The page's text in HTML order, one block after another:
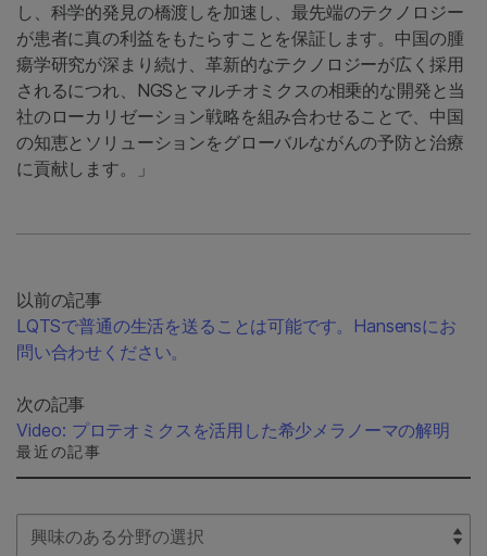
し、科学的発見の橋渡しを加速し、最先端のテクノロジー
が患者に真の利益をもたらすことを保証します。中国の腫
瘍学研究が深まり続け、革新的なテクノロジーが広く採用
されるにつれ、NGSとマルチオミクスの相乗的な開発と当
社のローカリゼーション戦略を組み合わせることで、中国
の知恵とソリューションをグローバルながんの予防と治療
に貢献します。」
以前の記事
LQTSで普通の生活を送ることは可能です。Hansensにお
問い合わせください。
次の記事
Video: プロテオミクスを活用した希少メラノーマの解明
最近の記事
Select Filter